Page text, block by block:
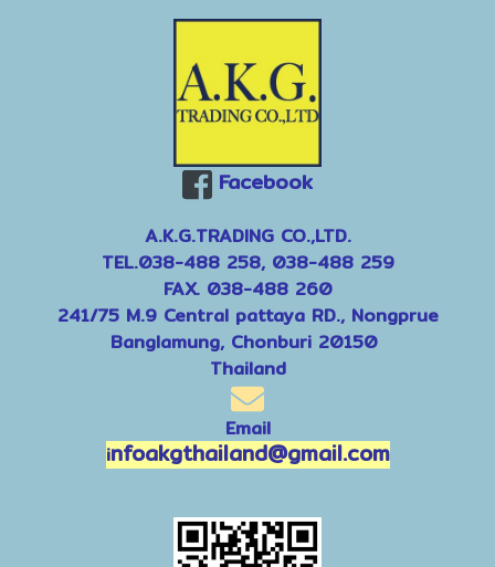
Facebook
A.K.G.TRADING CO.,LTD.
TEL.038-488 258, 038-488 259
FAX. 038-488 260
241/75 M.9 Central pattaya RD., Nongprue
Banglamung, Chonburi 20150
Thailand
Email
infoakgthailand@gmail.com